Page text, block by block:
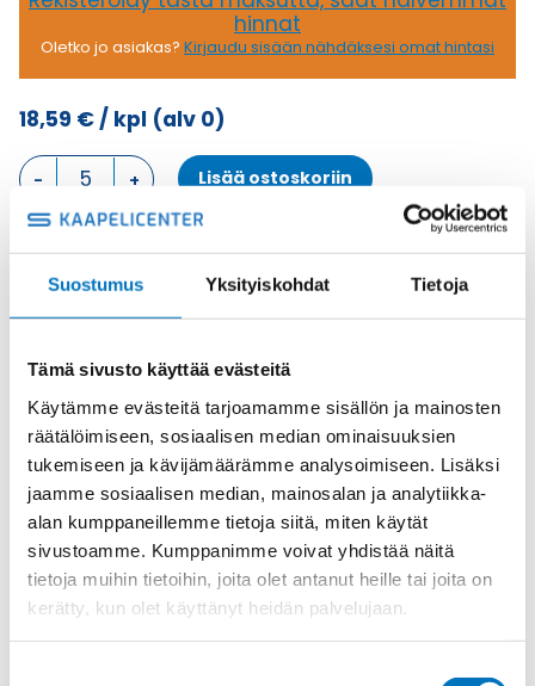
Suostumus Yksityiskohdat Tietoja
Tämä sivusto käyttää evästeitä
Käytämme evästeitä tarjoamamme sisällön ja mainosten
räätälöimiseen, sosiaalisen median ominaisuuksien
tukemiseen ja kävijämäärämme analysoimiseen. Lisäksi
jaamme sosiaalisen median, mainosalan ja analytiikka-
alan kumppaneillemme tietoja siitä, miten käytät
sivustoamme. Kumppanimme voivat yhdistää näitä
tietoja muihin tietoihin, joita olet antanut heille tai joita on
kerätty, kun olet käyttänyt heidän palvelujaan.
hinnat
Oletko jo asiakas? Kirjaudu sisään nähdäksesi omat hintasi
18,59 €/ kpl (alv 0)
KOTELON
YLÄOSA,
4
YLÄOSA
määrä
Lisää ostoskoriin
Metalli
Osasto ILME -moninapaliittimet,Kotelon yläosa,Kotelot
Toimitusaika: 1-7 päivää
Toimituskulut 35kg:n asti 25€.
Yli 35kg:n toimituskulut toteutuneiden kulujen mukaan.
Valmistaja
ILME S.p.A
Koko
size "57.27"
Materiaali
Metalli
Käyttölämpötila
'-40 °C...+125 °C